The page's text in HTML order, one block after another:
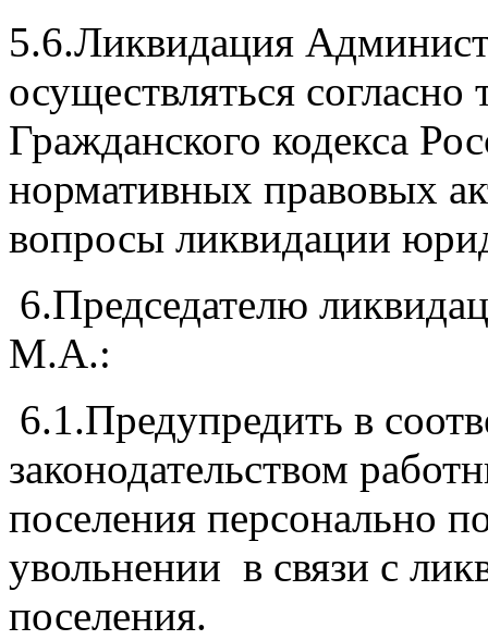
5.6.Ликвидация
осуществляться
Гражданского кодекса
нормативных правовых
вопросы ликвидации
6.Председателю
М.А.:
6.1.Предупредить в
законодательством
поселения персонально
увольнении в связи с
поселения.